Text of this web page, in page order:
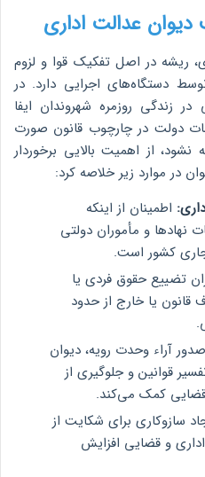
عدالت اداری
ریشه در اصل تفکیک قوا و لزوم
دستگاه‌های اجرایی دارد. در
زندگی روزمره شهروندان ایفا
دولت در چارچوب قانون صورت
از اهمیت بالایی برخوردار
در موارد زیر خلاصه کرد:
اطمینان از اینکه
نهادها و مأموران دولتی
جاری کشور است.
تضییع حقوق فردی یا
قانون یا خارج از حدود
آراء وحدت رویه، دیوان
قوانین و جلوگیری از
کمک می‌کند.
سازوکاری برای شکایت از
و قضایی افزایش